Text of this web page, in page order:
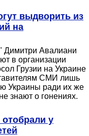
выдворить из
на
Димитри Авалиани
в организации
Грузии на Украине
СМИ лишь
Украины ради их же
знают о гонениях.
у